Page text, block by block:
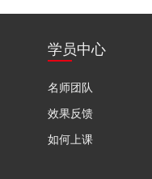
学员中心
名师团队
效果反馈
如何上课